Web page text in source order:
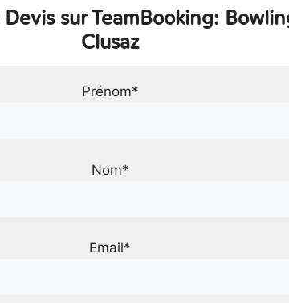
sur TeamBooking:
Clusaz
Prénom*
Nom*
Email*